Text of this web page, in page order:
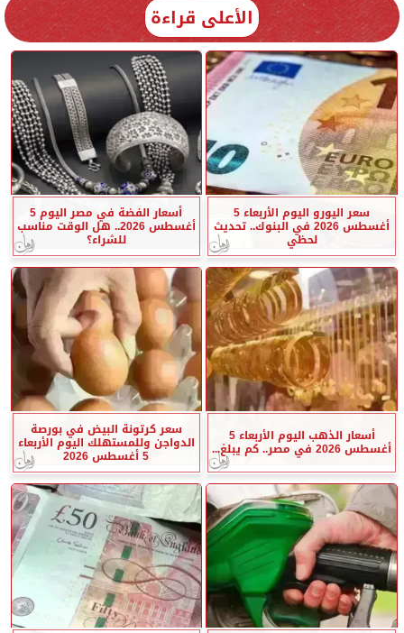
الأعلى قراءة
سعر اليورو اليوم الأربعاء 5
أغسطس 2026 في البنوك.. تحديث
لحظي
أسعار الفضة في مصر اليوم 5
أغسطس 2026.. هل الوقت مناسب
للشراء؟
أسعار الذهب اليوم الأربعاء 5
أغسطس 2026 في مصر.. كم يبلغ...
سعر كرتونة البيض في بورصة
الدواجن وللمستهلك اليوم الأربعاء
5 أغسطس 2026